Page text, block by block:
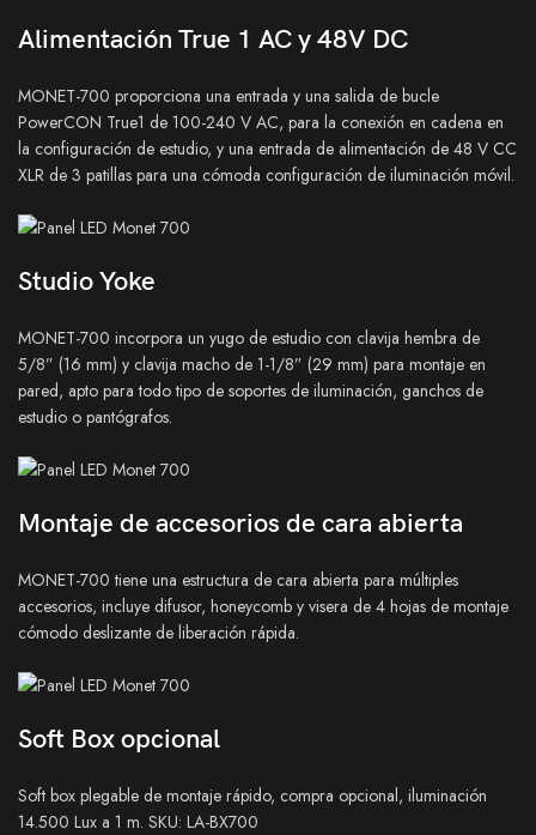
Alimentación True 1 AC y 48V DC
MONET-700 proporciona una entrada y una salida de bucle
PowerCON True1 de 100-240 V AC, para la conexión en cadena en
la configuración de estudio, y una entrada de alimentación de 48 V CC
XLR de 3 patillas para una cómoda configuración de iluminación móvil.
Studio Yoke
MONET-700 incorpora un yugo de estudio con clavija hembra de
5/8” (16 mm) y clavija macho de 1-1/8” (29 mm) para montaje en
pared, apto para todo tipo de soportes de iluminación, ganchos de
estudio o pantógrafos.
Montaje de accesorios de cara abierta
MONET-700 tiene una estructura de cara abierta para múltiples
accesorios, incluye difusor, honeycomb y visera de 4 hojas de montaje
cómodo deslizante de liberación rápida.
Soft Box opcional
Soft box plegable de montaje rápido, compra opcional, iluminación
14.500 Lux a 1 m. SKU: LA-BX700